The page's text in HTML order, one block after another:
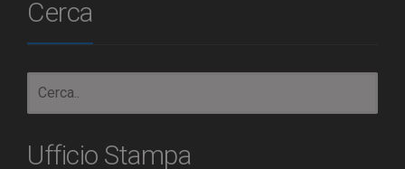
Cerca
Ufficio Stampa